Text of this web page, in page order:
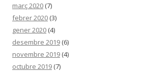
març 2020 (7)
febrer 2020 (3)
gener 2020 (4)
desembre 2019 (6)
novembre 2019 (4)
octubre 2019 (7)